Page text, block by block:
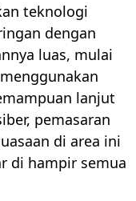
teknologi
dengan
luas, mulai
lanjut
pemasaran
di area ini
di hampir semua